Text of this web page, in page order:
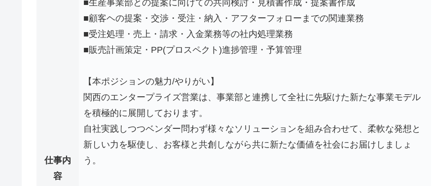
仕事内
容
■生産事業部との提案に向けての共同検討・見積書作成・提案書作成
■顧客ヘの提案・交渉・受注・納入・アフターフォローまでの関連業務
■受注処理・売上・請求・入金業務等の社内処理業務
■販売計画策定・PP(プロスペクト)進捗管理・予算管理
【本ポジションの魅力/やりがい】
関西のエンタープライズ営業は、事業部と連携して全社に先駆けた新たな事業モデル
を積極的に展開しております。
自社実践しつつベンダー問わず様々なソリューションを組み合わせて、柔軟な発想と
新しい力を駆使し、お客様と共創しながら共に新たな価値を社会にお届けしましょ
う。